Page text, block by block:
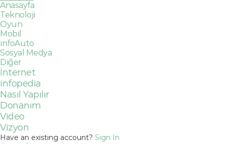
Anasayfa
Teknoloji
Oyun
Mobil
infoAuto
Sosyal Medya
Diğer
İnternet
infopedia
Nasıl Yapılır
Donanım
Video
Vizyon
Have an existing account? Sign In